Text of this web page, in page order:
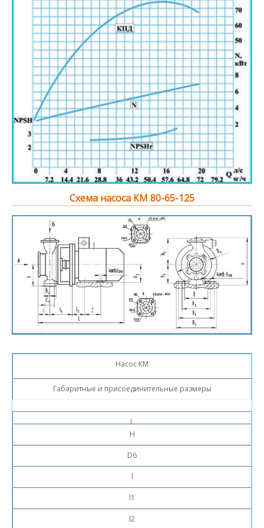
Схема насоса КМ 80-65-125
Насос КМ
Габаритные и присоединительные размеры
L
H
D6
l
l1
l2